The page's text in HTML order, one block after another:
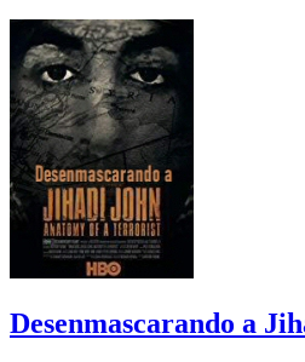
Desenmascarando a